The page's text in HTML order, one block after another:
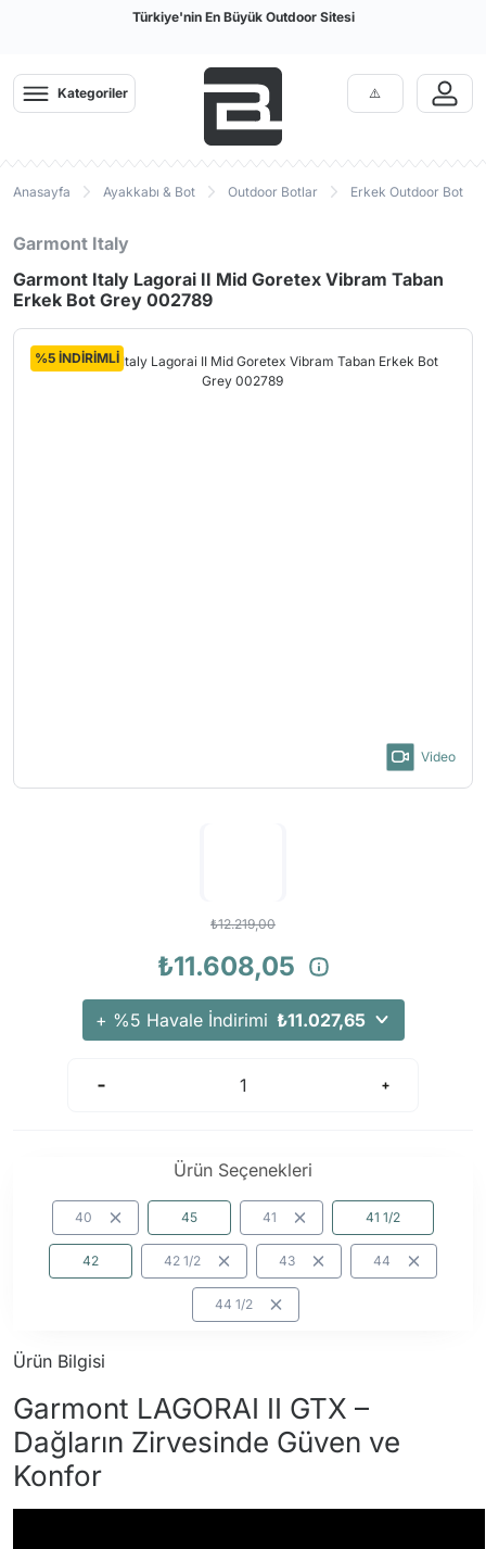
Türkiye'nin En Büyük Outdoor Sitesi
Kategoriler
Anasayfa Ayakkabı & Bot Outdoor Botlar Erkek Outdoor Bot
Garmont Italy
Garmont Italy Lagorai II Mid Goretex Vibram Taban
Erkek Bot Grey 002789
%5 İNDİRİMLİ
Video
₺12.219,00
₺11.608,05
+ %5 Havale İndirimi ₺11.027,65
Ürün Seçenekleri
40 45 41 41 1/2
42 42 1/2 43 44
44 1/2
Ürün Bilgisi
Garmont LAGORAI II GTX –
Dağların Zirvesinde Güven ve
Konfor